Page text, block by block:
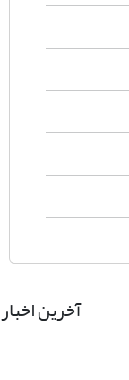
آخرین اخبار